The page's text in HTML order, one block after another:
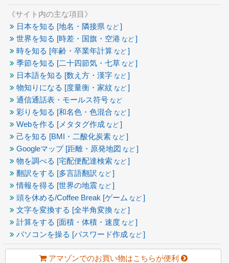
《サイト内の主な項目》
日本を知る [地名・隣接県 など ]
世界を知る [時差・国旗・空港 など ]
時を知る [年齢・卒業年計算 など ]
季節を知る [二十四節気・七草 など ]
日本語を知る [数え方・漢字 など ]
物知りになる [度量衡・家紋 など ]
通信通話表・モールス符号 など
彩りを知る [和名色・色混合 など ]
Webを作る [メタタグ作成 など ]
己を知る [BMI・二酸化炭素 など ]
Googleマップ [距離・原発地図 など ]
物を調べる [宅配便配達検索 など ]
翻訳をする [多言語翻訳 など ]
情報を得る [世界の地震 など ]
頭を休める/Coffee Break [ゲーム など ]
文字を変換する [全半角変換 など ]
計算をする [面積・体積・速度 など ]
パソコンを操る [パスワード作成 など ]
アマゾンでのお買い物はこちらが便利